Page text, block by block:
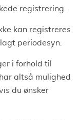
registrering.
kan registreres
periodesyn.
i forhold til
altså mulighed
du ønsker